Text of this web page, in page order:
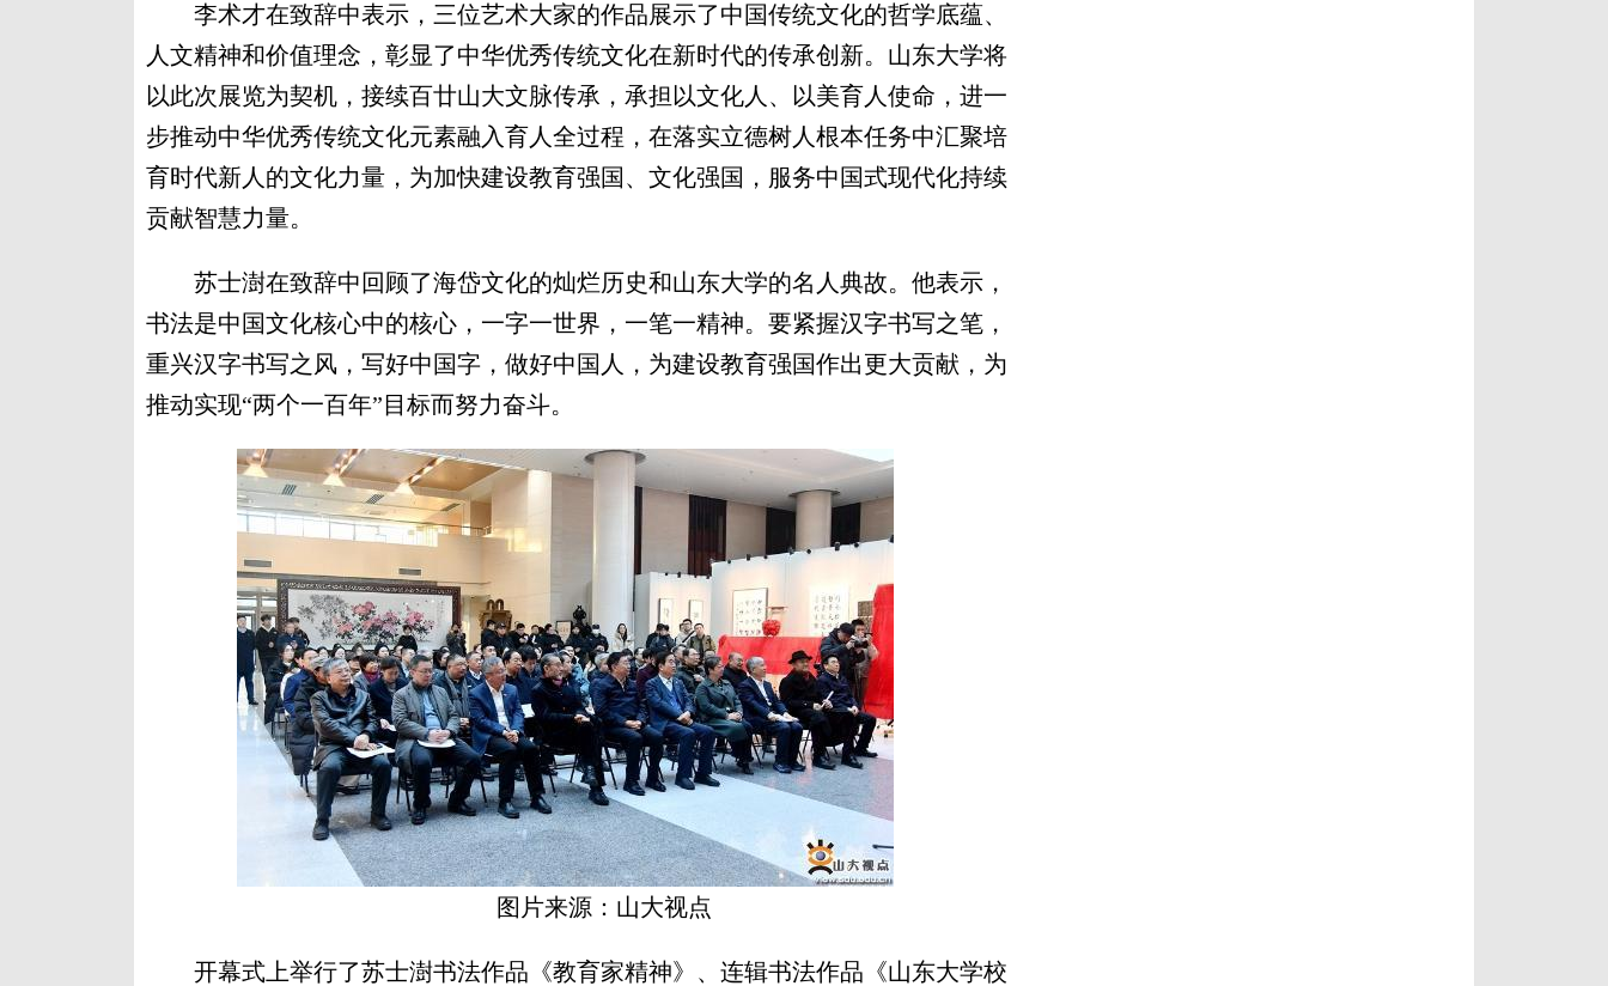
李术才在致辞中表示，三位艺术大家的作品展示了中国传统文化的哲学底蕴、
人文精神和价值理念，彰显了中华优秀传统文化在新时代的传承创新。山东大学将
以此次展览为契机，接续百廿山大文脉传承，承担以文化人、以美育人使命，进一
步推动中华优秀传统文化元素融入育人全过程，在落实立德树人根本任务中汇聚培
育时代新人的文化力量，为加快建设教育强国、文化强国，服务中国式现代化持续
贡献智慧力量。
苏士澍在致辞中回顾了海岱文化的灿烂历史和山东大学的名人典故。他表示，
书法是中国文化核心中的核心，一字一世界，一笔一精神。要紧握汉字书写之笔，
重兴汉字书写之风，写好中国字，做好中国人，为建设教育强国作出更大贡献，为
推动实现“两个一百年”目标而努力奋斗。
图片来源：山大视点
开幕式上举行了苏士澍书法作品《教育家精神》、连辑书法作品《山东大学校